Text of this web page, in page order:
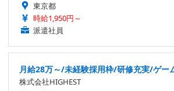
東京都
時給1,950円～
派遣社員
月給28万～/未経験採用枠/研修充実/ゲー
株式会社HIGHEST